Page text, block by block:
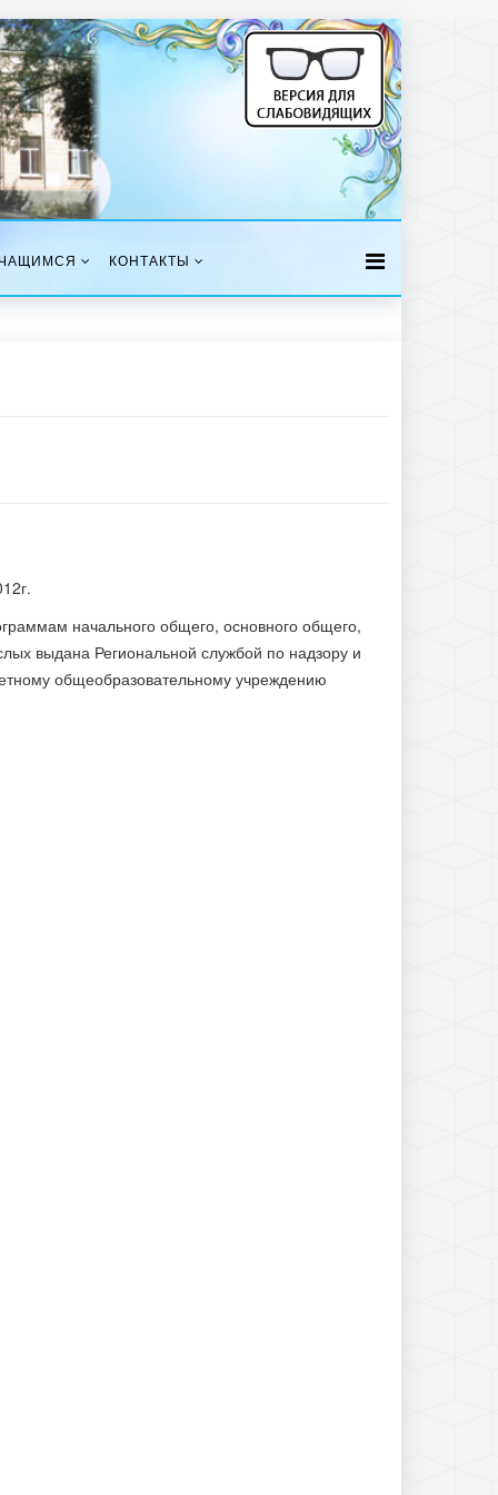
КОНТАКТЫ
начального общего, основного общего,
выдана Региональной службой по надзору и
общеобразовательному учреждению